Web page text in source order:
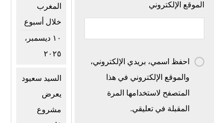
الموقع الإلكتروني
احفظ اسمي، بريدي الإلكتروني،
والموقع الإلكتروني في هذا
المتصفح لاستخدامها المرة
المقبلة في تعليقي.
المغرب
خلال أسبوع
١٠ ديسمبر،
٢٠٢٥
السيد سعيود
يعرض
مشروع